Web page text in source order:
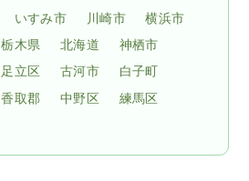
いすみ市 川崎市
横浜市
栃木県 北海道
神栖市
足立区 古河市
白子町
香取郡 中野区
練馬区